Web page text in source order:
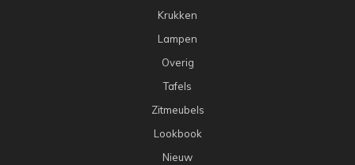
Krukken
Lampen
Overig
Tafels
Zitmeubels
Lookbook
Nieuw